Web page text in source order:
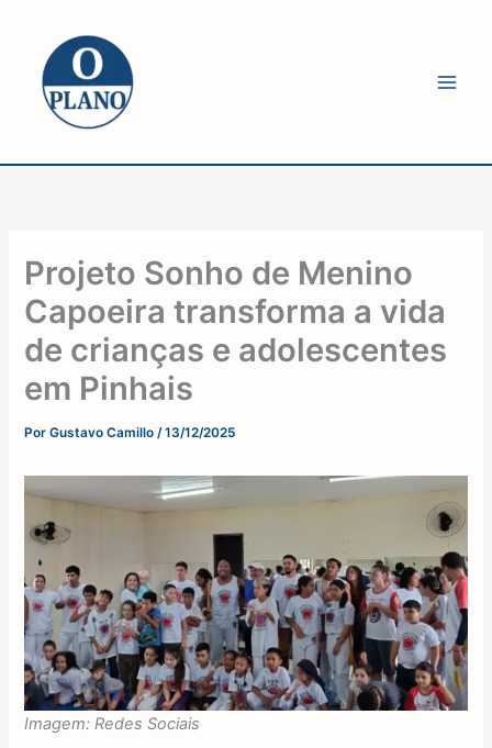
conteúdo
Projeto Sonho de Menino
Capoeira transforma a vida
de crianças e adolescentes
em Pinhais
PorGustavo Camillo/13/12/2025
Imagem: Redes Sociais